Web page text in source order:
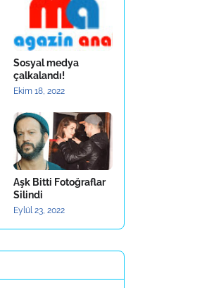
Sosyal medya
çalkalandı!
Ekim 18, 2022
Aşk Bitti Fotoğraflar
Silindi
Eylül 23, 2022